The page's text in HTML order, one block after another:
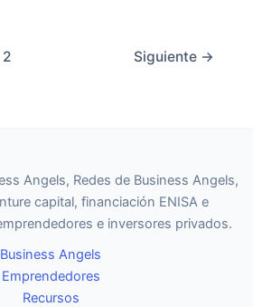
2 Siguiente →
Angels, Redes de Business Angels,
capital, financiación ENISA e
e inversores privados.
Business Angels
Emprendedores
Recursos